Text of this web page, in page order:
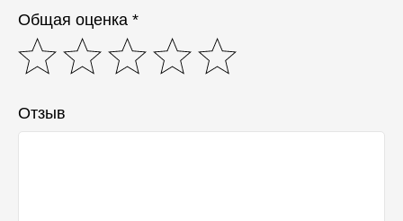
Общая оценка *
Отзыв